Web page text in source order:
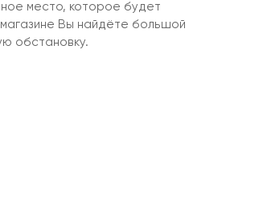
место, которое будет
Вы найдёте большой
обстановку.